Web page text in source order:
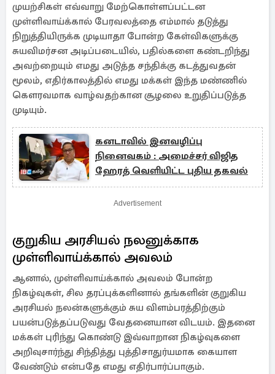
முயற்சிகள் எவ்வாறு மேற்கொள்ளப்பட்டன
முள்ளிவாய்க்கால் பேரவலத்தை எம்மால் தடுத்து
நிறுத்தியிருக்க முடியாதா போன்ற கேள்விகளுக்கு
சுயவிமர்சன அடிப்படையில், பதில்களை கண்டறிந்து
அவற்றையும் எமது அடுத்த சந்திக்கு கடத்துவதன்
மூலம், எதிர்காலத்தில் எமது மக்கள் இந்த மண்ணில்
கௌரவமாக வாழ்வதற்கான சூழலை உறுதிப்படுத்த
முடியும்.
கனடாவில் இனவழிப்பு
நினைவகம் : அமைச்சர் விஜித
ஹேரத் வெளியிட்ட புதிய தகவல்
Advertisement
குறுகிய அரசியல் நலனுக்காக
முள்ளிவாய்க்கால் அவலம்
ஆனால், முள்ளிவாய்க்கால் அவலம் போன்ற
நிகழ்வுகள், சில தரப்புக்களினால் தங்களின் குறுகிய
அரசியல் நலன்களுக்கும் சுய விளம்பரத்திற்கும்
பயன்படுத்தப்படுவது வேதனையான விடயம். இதனை
மக்கள் புரிந்து கொண்டு இவ்வாறான நிகழ்வுகளை
அறிவுசார்ந்து சிந்தித்து புத்திசாதுர்யமாக கையாள
வேண்டும் என்பதே எமது எதிர்பார்ப்பாகும்.